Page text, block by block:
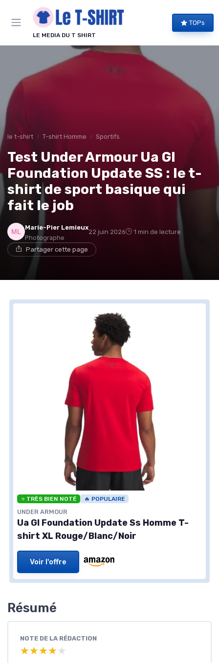
LE MEDIA DU T SHIRT
TOPs
le t-shirt T-shirt Homme Sportifs
Test Under Armour Ua Gl
Foundation Update SS : le t-
shirt de sport basique qui
fait le job
Marie-Pier Lemieux
Photographe
22 juin 2026 1 min de lecture
Partager cette page
⭐ TRÈS BIEN NOTÉ 🔥 POPULAIRE
UNDER ARMOUR
Ua Gl Foundation Update Ss Homme T-
shirt XL Rouge/Blanc/Noir
Voir l'offre
Résumé
NOTE DE LA RÉDACTION
★★★★★
★★★★★
Panneau de gestion des cookies